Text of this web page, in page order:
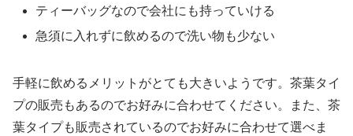
ティーバッグなので会社にも持っていける
急須に入れずに飲めるので洗い物も少ない
手軽に飲めるメリットがとても大きいようです。茶葉タイ
プの販売もあるのでお好みに合わせてください。また、茶
葉タイプも販売されているのでお好みに合わせて選べま